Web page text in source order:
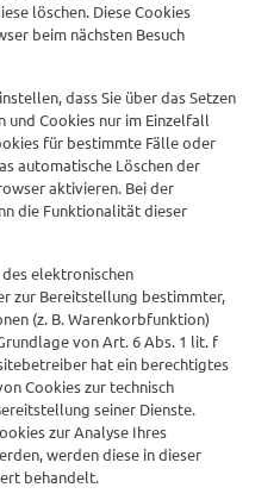
löschen. Diese Cookies
beim nächsten Besuch
dass Sie über das Setzen
Cookies nur im Einzelfall
für bestimmte Fälle oder
automatische Löschen der
aktivieren. Bei der
die Funktionalität dieser
elektronischen
zur Bereitstellung bestimmter,
(z. B. Warenkorbfunktion)
von Art. 6 Abs. 1 lit. f
hat ein berechtigtes
Cookies zur technisch
seiner Dienste.
zur Analyse Ihres
werden diese in dieser
behandelt.